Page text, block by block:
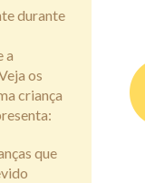
durante
a
os
criança
que